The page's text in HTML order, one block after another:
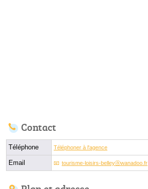
Contact
Téléphone Téléphoner à l'agence
Email tourisme-loisirs-belleyⓐwanadoo.fr